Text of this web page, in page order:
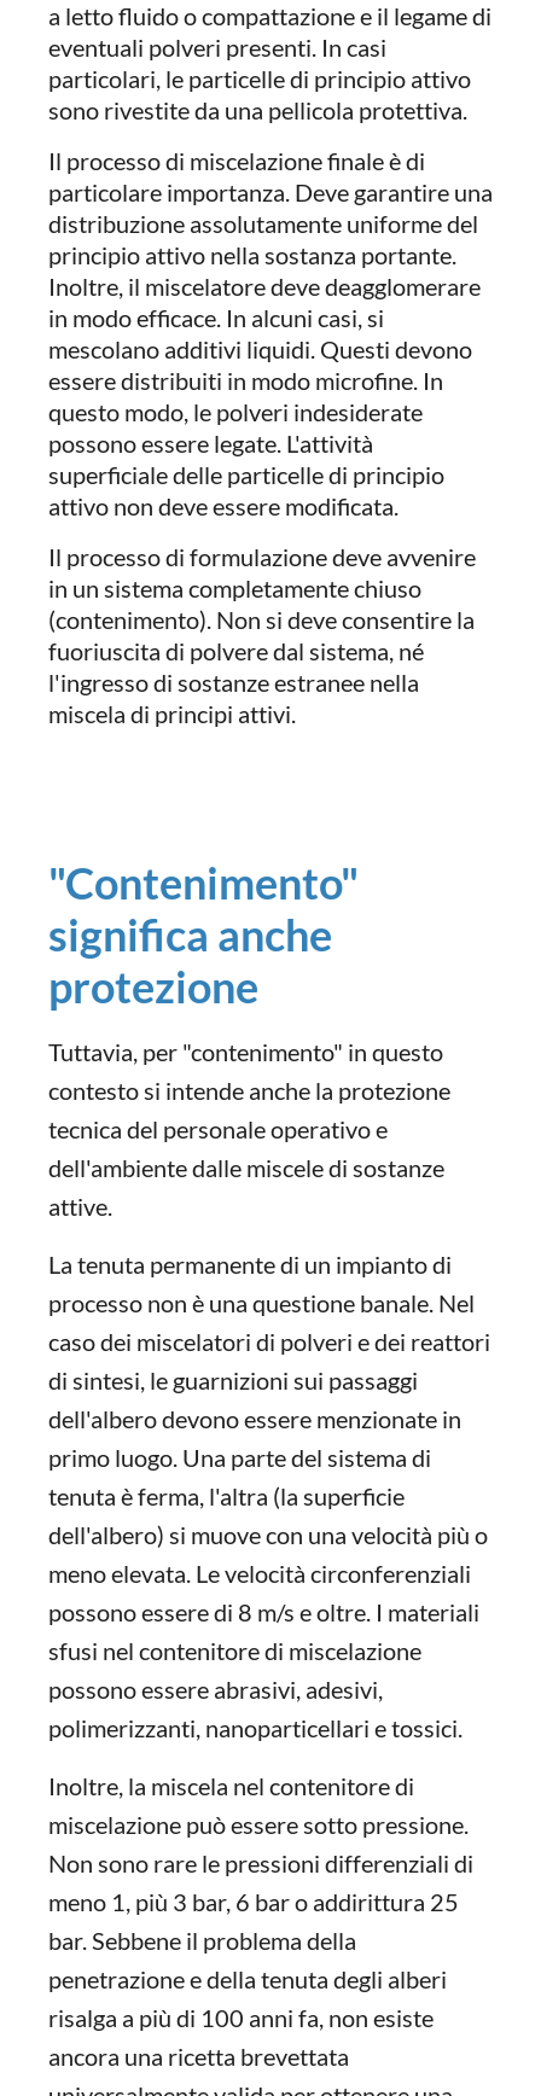
a letto fluido o compattazione e il legame di
eventuali polveri presenti. In casi
particolari, le particelle di principio attivo
sono rivestite da una pellicola protettiva.
Il processo di miscelazione finale è di
particolare importanza. Deve garantire una
distribuzione assolutamente uniforme del
principio attivo nella sostanza portante.
Inoltre, il miscelatore deve deagglomerare
in modo efficace. In alcuni casi, si
mescolano additivi liquidi. Questi devono
essere distribuiti in modo microfine. In
questo modo, le polveri indesiderate
possono essere legate. L'attività
superficiale delle particelle di principio
attivo non deve essere modificata.
Il processo di formulazione deve avvenire
in un sistema completamente chiuso
(contenimento). Non si deve consentire la
fuoriuscita di polvere dal sistema, né
l'ingresso di sostanze estranee nella
miscela di principi attivi.
"Contenimento"
significa anche
protezione
Tuttavia, per "contenimento" in questo
contesto si intende anche la protezione
tecnica del personale operativo e
dell'ambiente dalle miscele di sostanze
attive.
La tenuta permanente di un impianto di
processo non è una questione banale. Nel
caso dei miscelatori di polveri e dei reattori
di sintesi, le guarnizioni sui passaggi
dell'albero devono essere menzionate in
primo luogo. Una parte del sistema di
tenuta è ferma, l'altra (la superficie
dell'albero) si muove con una velocità più o
meno elevata. Le velocità circonferenziali
possono essere di 8 m/s e oltre. I materiali
sfusi nel contenitore di miscelazione
possono essere abrasivi, adesivi,
polimerizzanti, nanoparticellari e tossici.
Inoltre, la miscela nel contenitore di
miscelazione può essere sotto pressione.
Non sono rare le pressioni differenziali di
meno 1, più 3 bar, 6 bar o addirittura 25
bar. Sebbene il problema della
penetrazione e della tenuta degli alberi
risalga a più di 100 anni fa, non esiste
ancora una ricetta brevettata